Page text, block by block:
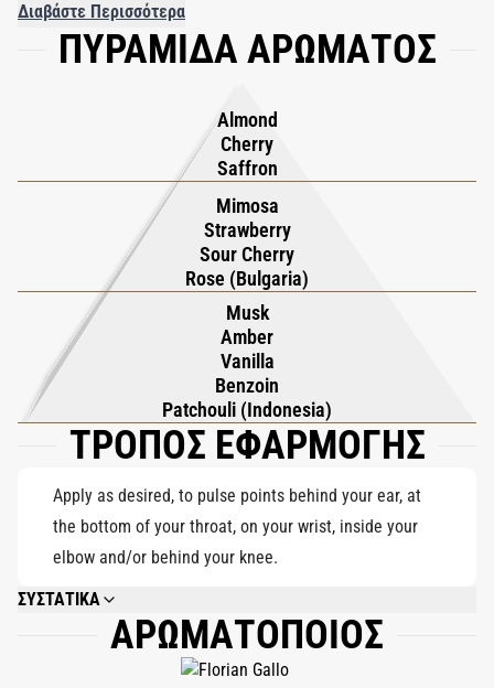
προσθέτει μια λεπτή ζεστασιά, υποδηλώνοντας ότι υπάρχει
κάτι περισσότερο κάτω από την επιφάνεια από απλή
ζωηρό μείγμα τάρτας βύσσινου και φράουλας, που μαλακώνει
από την κομψότητα του βουλγαρικού τριαντάφυλλου και της
μιμόζας. Αυτή η παιχνιδιάρικη αντίθεση εξισορροπεί τη
νεανική γοητεία με την εκλεπτυσμένη γοητεία. Στη βάση, η
βανίλια και το κεχριμπάρι λιώνουν σε ινδονησιακό πατσουλί,
μόσχο και βενζόη, γειώνοντας τη γλυκύτητα σε ένα ζεστό,
ενήλικο φινίρισμα. Το μονοπάτι είναι άνετο, με αυτοπεποίθηση
και αξέχαστο, αφήνοντας μια υπογραφή που αισθάνεται τόσο
γλυκιά όσο και τολμηρή.
Διαβάστε Περισσότερα
ΠΥΡΑΜΙΔΑ ΑΡΩΜΑΤΟΣ
Almond
Cherry
Saffron
Mimosa
Strawberry
Sour Cherry
Rose (Bulgaria)
Musk
Amber
Vanilla
Benzoin
Patchouli (Indonesia)
ΤΡΟΠΟΣ ΕΦΑΡΜΟΓΗΣ
Apply as desired, to pulse points behind your ear, at
the bottom of your throat, on your wrist, inside your
elbow and/or behind your knee.
ΣΥΣΤΑΤΙΚΑ
ALCOHOL DENAT., PARFUM (FRAGRANCE), AQUA (WATER), COUMARIN,
LINALOOL, LIMONENE, ANISE ALCOHOL, ISOEUGENOL, CITRONELLOL,
EUGENOL, GERANIOL, CITRAL.
ΑΡΩΜΑΤΟΠΟΙΟΣ